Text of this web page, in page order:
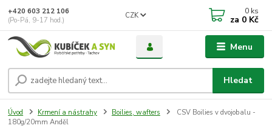
Menu
CZK
Hledat
+420 603 212 106
(Po-Pá, 9-17 hod.)
0 ks
za 0 Kč
Úvod Krmení a nástrahy Boilies, wafters
CSV Boilies v dvojobalu -
180g/20mm Anděl